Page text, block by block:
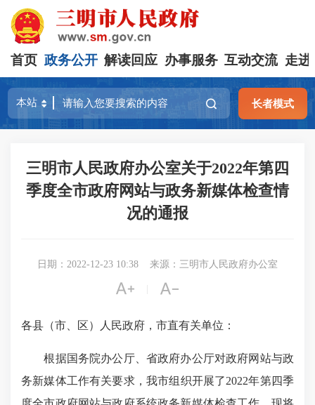
首页 政务公开 解读回应 办事服务 互动交流 走进
长者模式
三明市人民政府办公室关于2022年第四
季度全市政府网站与政务新媒体检查情
况的通报
日期：2022-12-23 10:38 来源：三明市人民政府办公室
 
各县（市、区）人民政府，市直有关单位：
根据国务院办公厅、省政府办公厅对政府网站与政
务新媒体工作有关要求，我市组织开展了2022年第四季